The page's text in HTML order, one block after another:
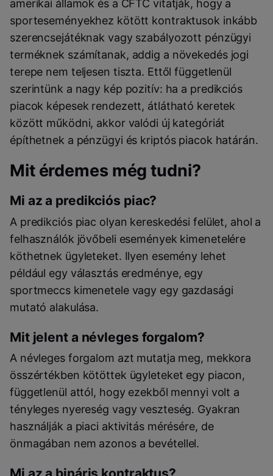
amerikai államok és a CFTC vitatják, hogy a
sporteseményekhez kötött kontraktusok inkább
szerencsejátéknak vagy szabályozott pénzügyi
terméknek számítanak, addig a növekedés jogi
terepe nem teljesen tiszta. Ettől függetlenül
szerintünk a nagy kép pozitív: ha a predikciós
piacok képesek rendezett, átlátható keretek
között működni, akkor valódi új kategóriát
építhetnek a pénzügyi és kriptós piacok határán.
Mit érdemes még tudni?
Mi az a predikciós piac?
A predikciós piac olyan kereskedési felület, ahol a
felhasználók jövőbeli események kimenetelére
köthetnek ügyleteket. Ilyen esemény lehet
például egy választás eredménye, egy
sportmeccs kimenetele vagy egy gazdasági
mutató alakulása.
Mit jelent a névleges forgalom?
A névleges forgalom azt mutatja meg, mekkora
összértékben kötöttek ügyleteket egy piacon,
függetlenül attól, hogy ezekből mennyi volt a
tényleges nyereség vagy veszteség. Gyakran
használják a piaci aktivitás mérésére, de
önmagában nem azonos a bevétellel.